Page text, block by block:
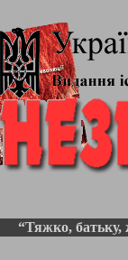
“Тяжко, батьку,